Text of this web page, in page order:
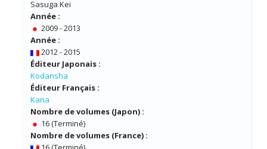
Sasuga Kei
Année :
2009 - 2013
Année :
2012 - 2015
Éditeur Japonais :
Kodansha
Éditeur Français :
Kana
Nombre de volumes (Japon) :
16 (Terminé)
Nombre de volumes (France) :